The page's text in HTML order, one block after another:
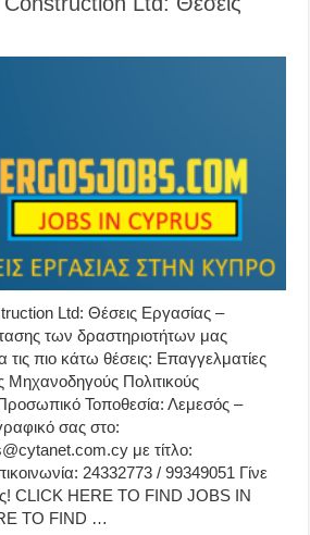
Ltd: Θέσεις Εργασίας –
των δραστηριοτήτων μας
τις πιο κάτω θέσεις: Επαγγελματίες
Πολιτικούς
Τοποθεσία: Λεμεσός –
σας στο:
με τίτλο:
24332773 / 99349051 Γίνε
CLICK HERE TO FIND JOBS IN
TO FIND …